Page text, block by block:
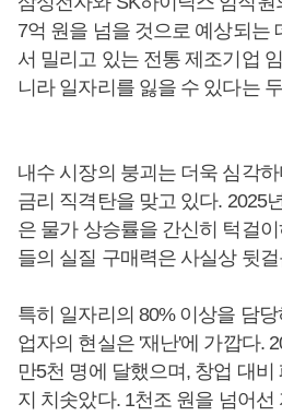
7억 원을 넘을 것으로 예상되는
서 밀리고 있는 전통 제조기업
니라 일자리를 잃을 수 있다는
내수 시장의 붕괴는 더욱 심각
금리 직격탄을 맞고 있다. 2025
은 물가 상승률을 간신히 턱걸
들의 실질 구매력은 사실상 뒷
특히 일자리의 80% 이상을 담
업자의 현실은 '재난'에 가깝다.
만5천 명에 달했으며, 창업 대
지 치솟았다. 1천조 원을 넘어